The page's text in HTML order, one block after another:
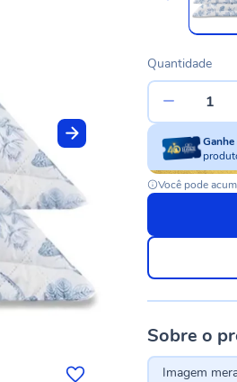
Quantidade
Ganhe
Você pode
Sobre o
Imagem